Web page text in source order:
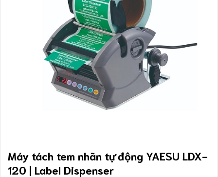
Máy tách tem nhãn tự động YAESU LDX-
120 | Label Dispenser